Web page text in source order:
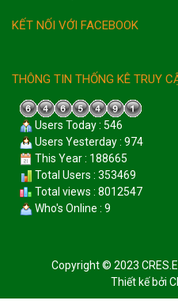
KẾT NỐI VỚI FACEBOOK
THÔNG TIN THỐNG KÊ TRUY
Users Today : 546
Users Yesterday : 974
This Year : 188665
Total Users : 353469
Total views : 8012547
Who's Online : 9
Copyright © 2023
Thiết kế bởi